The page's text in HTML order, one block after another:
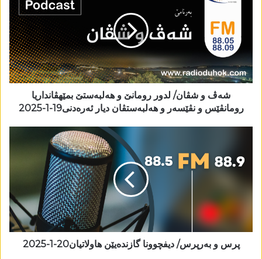
شەڤ و شڤان/ لدور رومانێ و ھەلبەستێ بمێھڤانداریا
رومانڤێس و نڤێسەر و ھەلبەستڤان دیار ئەرەدنی19-1-2025
پرس و بەرپرس/ دیفچوونا گازندەیێن ھاولاتیان20-1-2025